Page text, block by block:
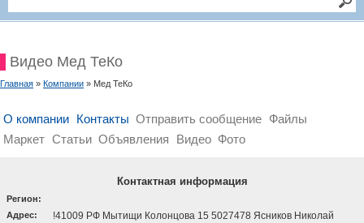
Видео Мед ТеКо
Главная » Компании » Мед ТеКо
О компании Контакты Отправить сообщение Файлы
Маркет Статьи Объявления Видео Фото
Контактная информация
Регион:
Адрес:
!41009 РФ Мытищи Колонцова 15 5027478 Ясников Николай